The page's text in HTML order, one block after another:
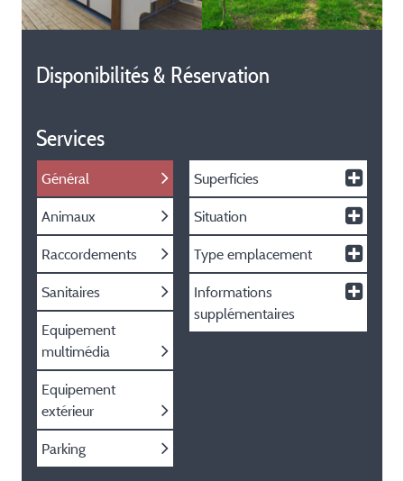
Disponibilités & Réservation
Services
Général
Animaux
Raccordements
Sanitaires
Equipement
multimédia
Equipement
extérieur
Parking
Superficies
Situation
Type emplacement
Informations
supplémentaires